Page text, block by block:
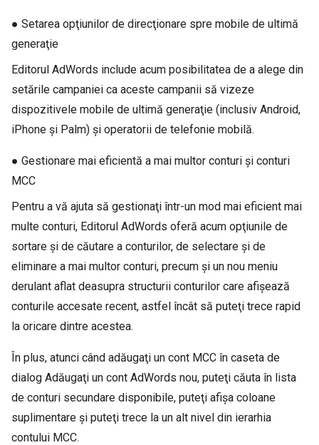
● Setarea opţiunilor de direcţionare spre mobile de ultimă
generaţie
Editorul AdWords include acum posibilitatea de a alege din
setările campaniei ca aceste campanii să vizeze
dispozitivele mobile de ultimă generaţie (inclusiv Android,
iPhone şi Palm) şi operatorii de telefonie mobilă.
● Gestionare mai eficientă a mai multor conturi şi conturi
MCC
Pentru a vă ajuta să gestionaţi într-un mod mai eficient mai
multe conturi, Editorul AdWords oferă acum opţiunile de
sortare şi de căutare a conturilor, de selectare şi de
eliminare a mai multor conturi, precum şi un nou meniu
derulant aflat deasupra structurii conturilor care afişează
conturile accesate recent, astfel încât să puteţi trece rapid
la oricare dintre acestea.
În plus, atunci când adăugaţi un cont MCC în caseta de
dialog Adăugaţi un cont AdWords nou, puteţi căuta în lista
de conturi secundare disponibile, puteţi afişa coloane
suplimentare şi puteţi trece la un alt nivel din ierarhia
contului MCC.